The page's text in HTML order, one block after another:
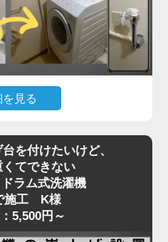
。施工料金はドラム式洗
用で7,280円～となり、
たけど、無事に入って本
びいただきました。
壁、水栓の位置などさま
搬入の難しい住宅でも対
最適な方法で確実に設置
見る
、ドラム式洗濯機に特に
方市で施工させていただ
そのケースでした。購入
ラム式洗濯機。設置スペ
したが、既設の蛇口（水
を付けたいけど、
てできない
ラム式洗濯機
施工 K様
5,500円～